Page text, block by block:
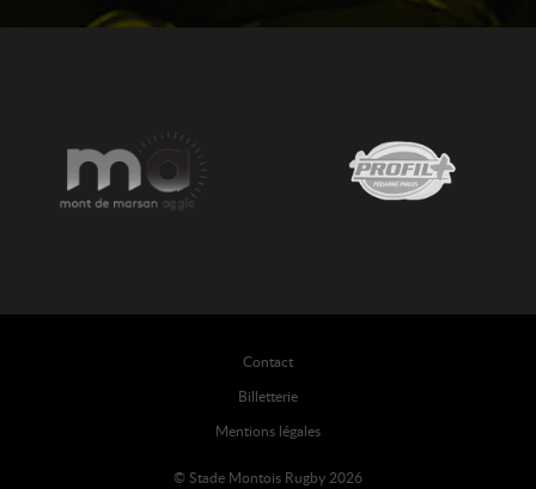
Contact
Billetterie
Mentions légales
© Stade Montois Rugby 2026